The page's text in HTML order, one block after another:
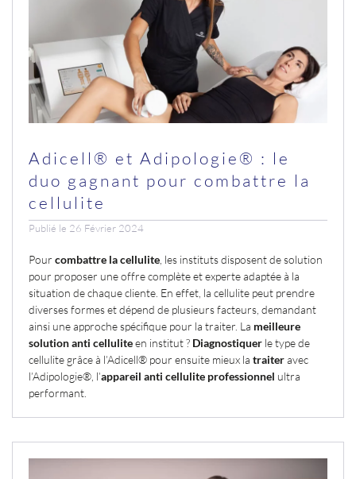
Adicell® et Adipologie® : le
duo gagnant pour combattre la
cellulite
Publié le 26 Février 2024
Pour combattre la cellulite , les instituts disposent de solution
pour proposer une offre complète et experte adaptée à la
situation de chaque cliente. En effet, la cellulite peut prendre
diverses formes et dépend de plusieurs facteurs, demandant
ainsi une approche spécifique pour la traiter. La meilleure
solution anti celluliteen institut ? Diagnostiquer le type de
cellulite grâce à l’Adicell® pour ensuite mieux la traiteravec
l’Adipologie®, l’appareil anti cellulite professionnel ultra
performant.